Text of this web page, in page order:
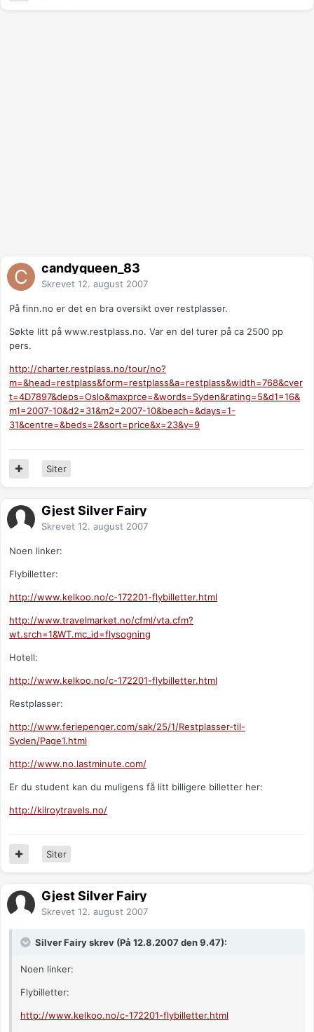
candyqueen_83
Skrevet 12. august 2007
På finn.no er det en bra oversikt over restplasser.
Søkte litt på www.restplass.no. Var en del turer på ca 2500 pp
pers.
http://charter.restplass.no/tour/no?
m=&head=restplass&form=restplass&a=restplass&width=768&cver
t=4D7897&deps=Oslo&maxprce=&words=Syden&rating=5&d1=16&
m1=2007-10&d2=31&m2=2007-10&beach=&days=1-
31&centre=&beds=2&sort=price&x=23&y=9
Siter
Gjest Silver Fairy
Skrevet 12. august 2007
Noen linker:
Flybilletter:
http://www.kelkoo.no/c-172201-flybilletter.html
http://www.travelmarket.no/cfml/vta.cfm?
wt.srch=1&WT.mc_id=flysogning
Hotell:
http://www.kelkoo.no/c-172201-flybilletter.html
Restplasser:
http://www.feriepenger.com/sak/25/1/Restplasser-til-
Syden/Page1.html
http://www.no.lastminute.com/
Er du student kan du muligens få litt billigere billetter her:
http://kilroytravels.no/
Siter
Gjest Silver Fairy
Skrevet 12. august 2007
Silver Fairy skrev (På 12.8.2007 den 9.47):
Noen linker:
Flybilletter:
http://www.kelkoo.no/c-172201-flybilletter.html